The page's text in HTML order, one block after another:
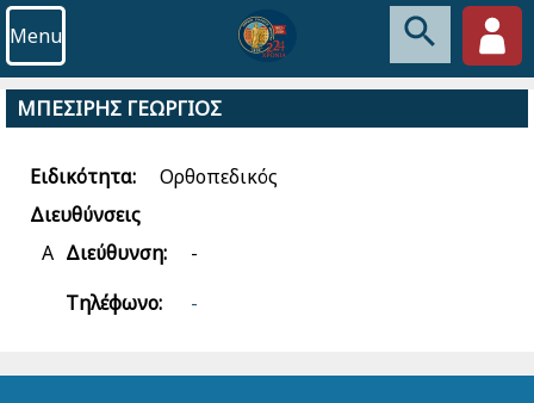
Menu
ΜΠΕΣΙΡΗΣ ΓΕΩΡΓΙΟΣ
Ειδικότητα:
Ορθοπεδικός
Διευθύνσεις
Α Διεύθυνση:
-
Τηλέφωνο:
-